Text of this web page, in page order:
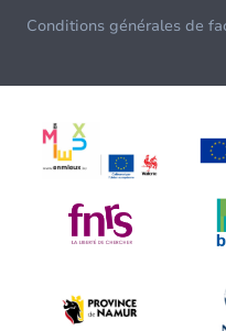
Conditions générales de